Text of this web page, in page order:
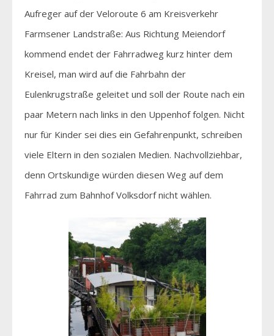
Aufreger auf der Veloroute 6 am Kreisverkehr
Farmsener Landstraße: Aus Richtung Meiendorf
kommend endet der Fahrradweg kurz hinter dem
Kreisel, man wird auf die Fahrbahn der
Eulenkrugstraße geleitet und soll der Route nach ein
paar Metern nach links in den Uppenhof folgen. Nicht
nur für Kinder sei dies ein Gefahrenpunkt, schreiben
viele Eltern in den sozialen Medien. Nachvollziehbar,
denn Ortskundige würden diesen Weg auf dem
Fahrrad zum Bahnhof Volksdorf nicht wählen.